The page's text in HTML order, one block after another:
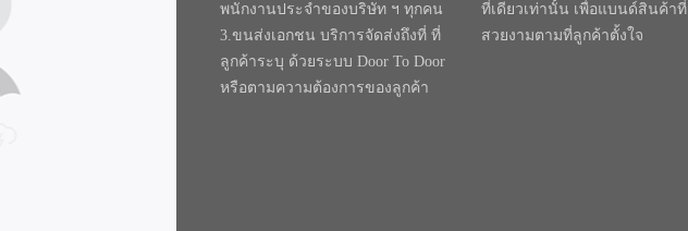
พนักงานประจำของบริษัท ฯ ทุกคน
3.ขนส่งเอกชน บริการจัดส่งถึงที่ ที่
ลูกค้าระบุ ด้วยระบบ Door To Door
หรือตามความต้องการของลูกค้า
ที่เดียวเท่านั้น เพื่อแบนด์สินค้าที่
สวยงามตามที่ลูกค้าตั้งใจ